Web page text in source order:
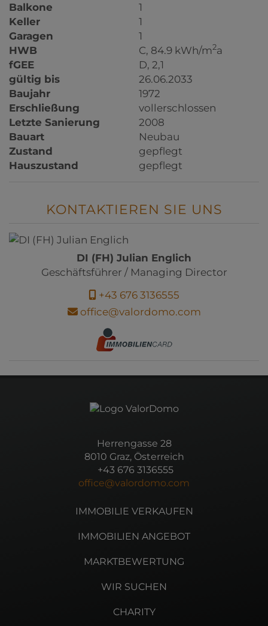
Balkone
1
Keller
1
Garagen
1
HWB
C, 84.9 kWh/m2a
fGEE
D, 2,1
gültig bis
26.06.2033
Baujahr
1972
Erschließung
vollerschlossen
Letzte Sanierung
2008
Bauart
Neubau
Zustand
gepflegt
Hauszustand
gepflegt
KONTAKTIEREN SIE UNS
DI (FH) Julian Englich
Geschäftsführer / Managing Director
+43 676 3136555
office@valordomo.com
Herrengasse 28
8010 Graz, Österreich
+43 676 3136555
office@valordomo.com
IMMOBILIE VERKAUFEN
IMMOBILIEN ANGEBOT
MARKTBEWERTUNG
WIR SUCHEN
CHARITY